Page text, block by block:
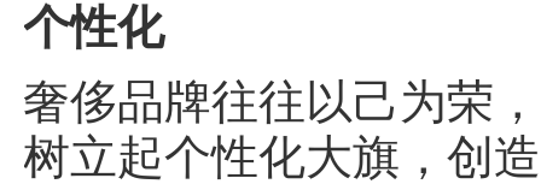
个性化
奢侈品牌往往以己为荣
树立起个性化大旗，创